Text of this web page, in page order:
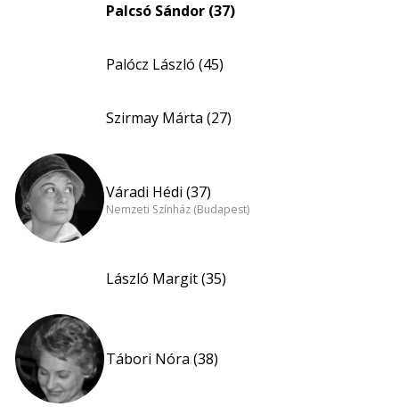
Palcsó Sándor (37)
Palócz László (45)
Szirmay Márta (27)
Váradi Hédi (37)
Nemzeti Színház (Budapest)
László Margit (35)
Tábori Nóra (38)